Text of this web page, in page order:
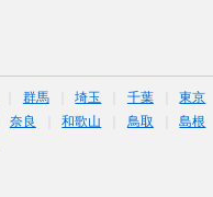
群馬 埼玉 千葉 東京
奈良 和歌山 鳥取 島根